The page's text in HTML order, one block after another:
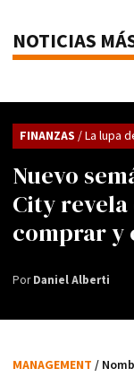
NOTICIAS
Nuevo
City
comprar y
FINANZAS / La lupa
PorDaniel Alberti
MANAGEMENT /